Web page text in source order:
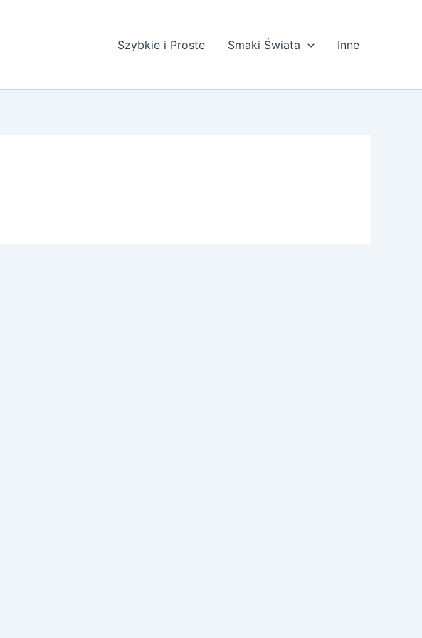
Szybkie i Proste Smaki Świata Inne